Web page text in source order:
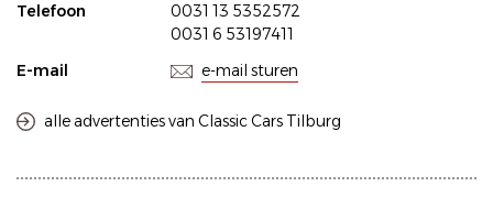
Telefoon
0031 13 5352572
0031 6 53197411
E-mail
e-mail sturen
alle advertenties van Classic Cars Tilburg